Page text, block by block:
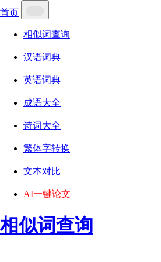
首页
相似词查询
汉语词典
英语词典
成语大全
诗词大全
繁体字转换
文本对比
AI一键论文
相似词查询